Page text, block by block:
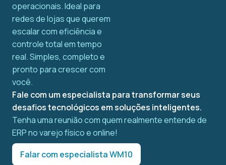
operacionais. Ideal para
redes de lojas que querem
escalar com eficiência e
controle total em tempo
real. Simples, completo e
pronto para crescer com
você.
Fale com um especialista para transformar seus
desafios tecnológicos em soluções inteligentes.
Tenha uma reunião com quem realmente entende de
ERP no varejo físico e online!
Falar com especialista WM10